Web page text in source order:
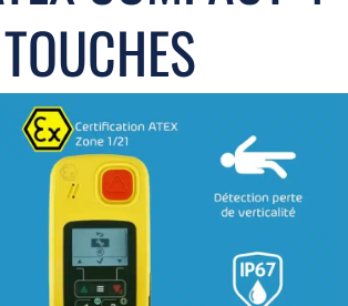
TOUCHES